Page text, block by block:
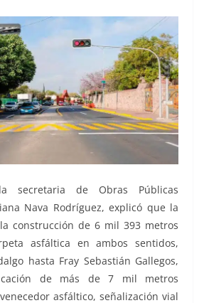
secretaria de Obras Públicas
Nava Rodríguez, explicó que la
construcción de 6 mil 393 metros
asfáltica en ambos sentidos,
hasta Fray Sebastián Gallegos,
de más de 7 mil metros
asfáltico, señalización vial